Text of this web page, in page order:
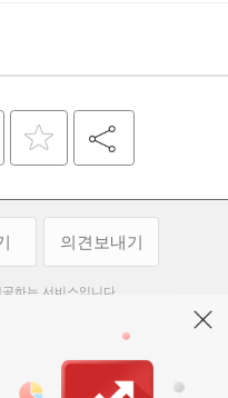
의견보내기
하는 서비스입니다.
나 지연이 발생할 수 있습니다.
과에 대하여 법적인 책임을
정보의 무단 배포를 금합니다.
개인정보처리방침